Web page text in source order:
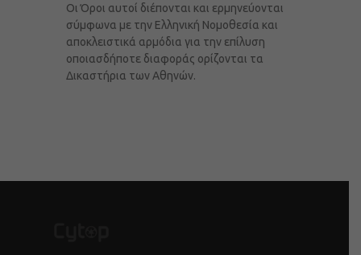
Οι Όροι αυτοί διέπονται και ερμηνεύονται
σύμφωνα με την Ελληνική Νομοθεσία και
αποκλειστικά αρμόδια για την επίλυση
οποιασδήποτε διαφοράς ορίζονται τα
Δικαστήρια των Αθηνών.